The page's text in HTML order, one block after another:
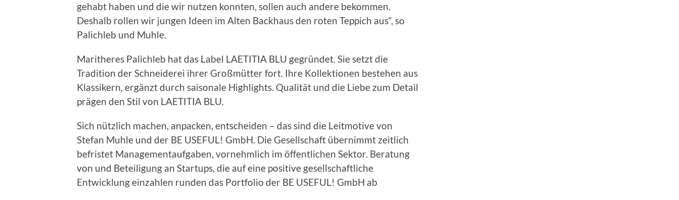
gehabt haben und die wir nutzen konnten, sollen auch andere bekommen.
Deshalb rollen wir jungen Ideen im Alten Backhaus den roten Teppich aus“, so
Palichleb und Muhle.
Maritheres Palichleb hat das Label LAETITIA BLU gegründet. Sie setzt die
Tradition der Schneiderei ihrer Großmütter fort. Ihre Kollektionen bestehen aus
Klassikern, ergänzt durch saisonale Highlights. Qualität und die Liebe zum Detail
prägen den Stil von LAETITIA BLU.
Sich nützlich machen, anpacken, entscheiden – das sind die Leitmotive von
Stefan Muhle und der BE USEFUL! GmbH. Die Gesellschaft übernimmt zeitlich
befristet Managementaufgaben, vornehmlich im öffentlichen Sektor. Beratung
von und Beteiligung an Startups, die auf eine positive gesellschaftliche
Entwicklung einzahlen runden das Portfolio der BE USEFUL! GmbH ab